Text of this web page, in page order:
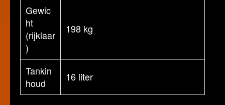
Gewic
ht
(rijklaar
)
198 kg
Tankin
houd
16 liter